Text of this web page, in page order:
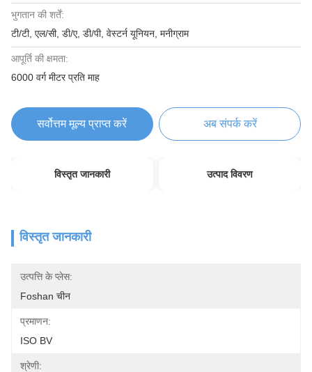
भुगतान की शर्तें:
टी/टी, एल/सी, डी/ए, डी/पी, वेस्टर्न यूनियन, मनीग्राम
आपूर्ति की क्षमता:
6000 वर्ग मीटर प्रति माह
सर्वोत्तम मूल्य प्राप्त करें अब संपर्क करें
विस्तृत जानकारी उत्पाद विवरण
विस्तृत जानकारी
उत्पत्ति के प्लेस:
Foshan चीन
प्रमाणन:
ISO BV
श्रेणी: